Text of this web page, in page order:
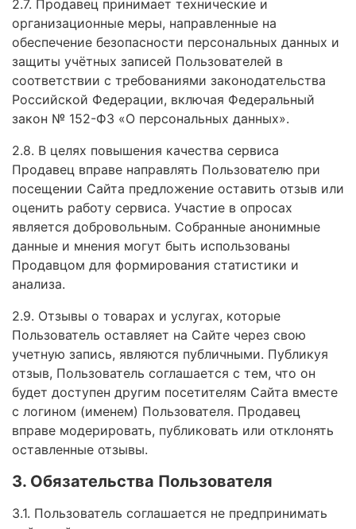
2.7. Продавец принимает технические и
организационные меры, направленные на
обеспечение безопасности персональных данных и
защиты учётных записей Пользователей в
соответствии с требованиями законодательства
Российской Федерации, включая Федеральный
закон № 152-ФЗ «О персональных данных».
2.8. В целях повышения качества сервиса
Продавец вправе направлять Пользователю при
посещении Сайта предложение оставить отзыв или
оценить работу сервиса. Участие в опросах
является добровольным. Собранные анонимные
данные и мнения могут быть использованы
Продавцом для формирования статистики и
анализа.
2.9. Отзывы о товарах и услугах, которые
Пользователь оставляет на Сайте через свою
учетную запись, являются публичными. Публикуя
отзыв, Пользователь соглашается с тем, что он
будет доступен другим посетителям Сайта вместе
с логином (именем) Пользователя. Продавец
вправе модерировать, публиковать или отклонять
оставленные отзывы.
3. Обязательства Пользователя
3.1. Пользователь соглашается не предпринимать